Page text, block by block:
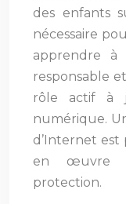
des enfants
nécessaire
apprendre à
responsable
rôle actif à
numérique.
d’Internet est
en œuvre
protection.